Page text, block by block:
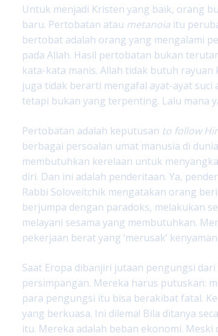
Untuk menjadi Kristen yang baik, orang
baru. Pertobatan atau metanoia itu
bertobat adalah orang yang mengalami
pada Allah. Hasil pertobatan bukan
kata-kata manis. Allah tidak butuh
juga tidak berarti mengafal ayat-ayat
tetapi bukan yang terpenting. Lalu mana
Pertobatan adalah keputusan to follow
berbagai persoalan umat manusia di
membutuhkan kerelaan untuk
diri. Dan ini adalah penderitaan. Ya,
Rabbi Soloveitchik mengatakan orang
berjumpa dengan paradoks, melakukan
melayani sesama yang membutuhkan.
pekerjaan berat yang ‘merusak’
Saat Eropa dibanjiri jutaan pengungsi
persimpangan. Mereka harus putuskan:
para pengungsi itu bisa berakibat fatal.
yang berkuasa. Ini dilema! Bila ditanya
itu. Mereka adalah beban ekonomi.